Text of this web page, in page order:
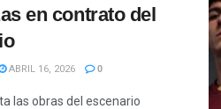
en contrato del
ABRIL 16, 2026 0
las obras del escenario